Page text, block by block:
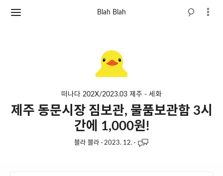
Blah Blah
떠나다 202X/2023.03 제주 - 세화
제주 동문시장 짐보관, 물품보관함 3시
간에 1,000원!
블라 블라 · 2023. 12. ·